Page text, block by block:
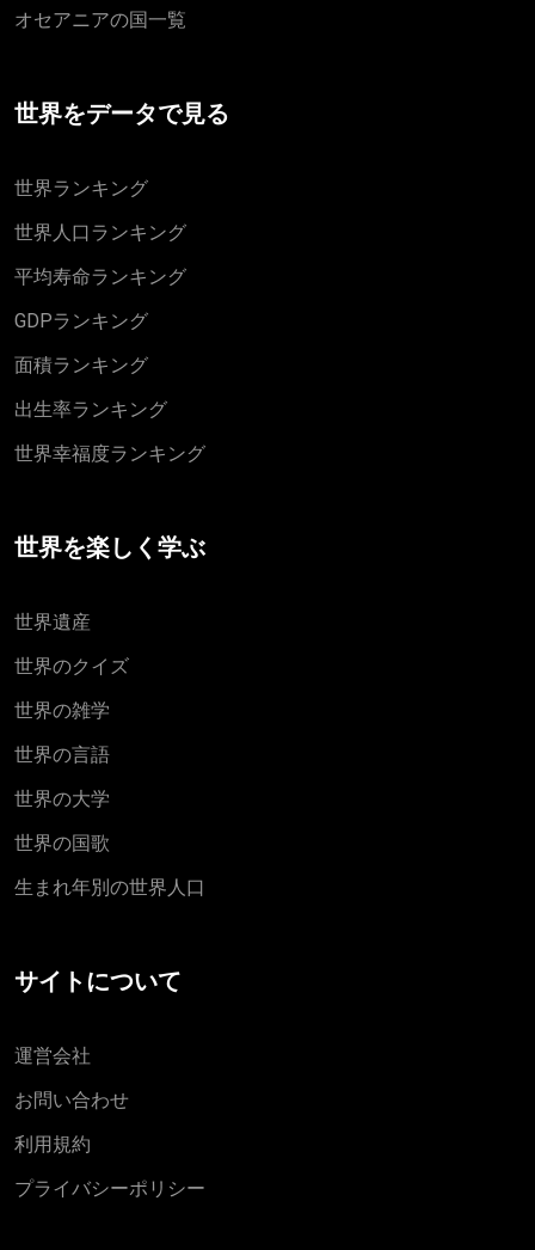
オセアニアの国一覧
世界をデータで見る
世界ランキング
世界人口ランキング
平均寿命ランキング
GDPランキング
面積ランキング
出生率ランキング
世界幸福度ランキング
世界を楽しく学ぶ
世界遺産
世界のクイズ
世界の雑学
世界の言語
世界の大学
世界の国歌
生まれ年別の世界人口
サイトについて
運営会社
お問い合わせ
利用規約
プライバシーポリシー